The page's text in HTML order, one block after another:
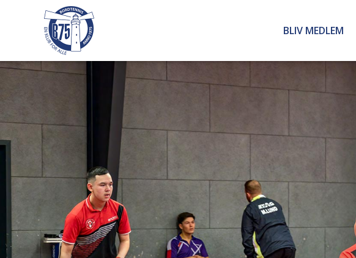
BLIV MEDLEM